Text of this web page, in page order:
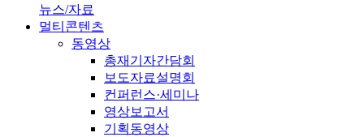
뉴스/자료
멀티콘텐츠
동영상
총재기자간담회
보도자료설명회
컨퍼런스·세미나
영상보고서
기획동영상